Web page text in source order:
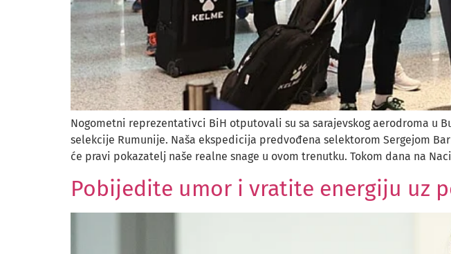
Nogometni reprezentativci BiH otputovali su sa sarajevskog aerodroma u
selekcije Rumunije. Naša ekspedicija predvođena selektorom Sergejom
će pravi pokazatelj naše realne snage u ovom trenutku. Tokom dana na
Pobijedite umor i vratite energiju uz